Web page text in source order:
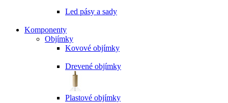
Led pásy a sady
Komponenty
Objímky
Kovové objímky
Drevené objímky
Plastové objímky